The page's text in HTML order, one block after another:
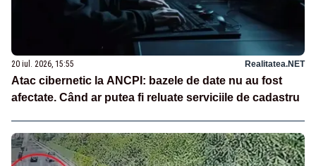
20 iul. 2026, 15:55 Realitatea.NET
Atac cibernetic la ANCPI: bazele de date nu au fost
afectate. Când ar putea fi reluate serviciile de cadastru